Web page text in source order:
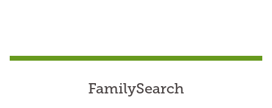
FamilySearch